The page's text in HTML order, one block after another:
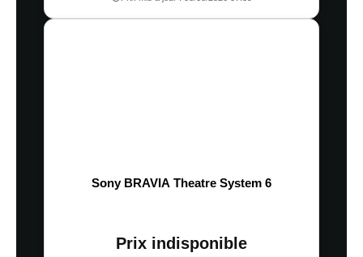
Sony BRAVIA Theatre System 6
Prix indisponible